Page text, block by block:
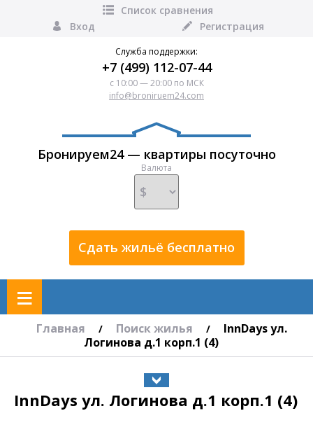
Список сравнения
Вход
Регистрация
Служба поддержки:
+7 (499) 112-07-44
с 10:00 — 20:00 по МСК
info@broniruem24.com
Бронируем24 — квартиры посуточно
Валюта
Сдать жильё бесплатно
≡
Главная / Поиск жилья /
InnDays ул.
Логинова д.1 корп.1 (4)
InnDays ул. Логинова д.1 корп.1 (4)